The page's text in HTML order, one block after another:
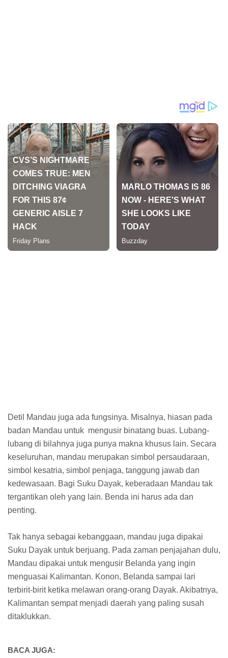
Detil Mandau juga ada fungsinya. Misalnya, hiasan pada
badan Mandau untuk mengusir binatang buas. Lubang-
lubang di bilahnya juga punya makna khusus lain. Secara
keseluruhan, mandau merupakan simbol persaudaraan,
simbol kesatria, simbol penjaga, tanggung jawab dan
kedewasaan. Bagi Suku Dayak, keberadaan Mandau tak
tergantikan oleh yang lain. Benda ini harus ada dan
penting.
Tak hanya sebagai kebanggaan, mandau juga dipakai
Suku Dayak untuk berjuang. Pada zaman penjajahan dulu,
Mandau dipakai untuk mengusir Belanda yang ingin
menguasai Kalimantan. Konon, Belanda sampai lari
terbirit-birit ketika melawan orang-orang Dayak. Akibatnya,
Kalimantan sempat menjadi daerah yang paling susah
ditaklukkan.
BACA JUGA: